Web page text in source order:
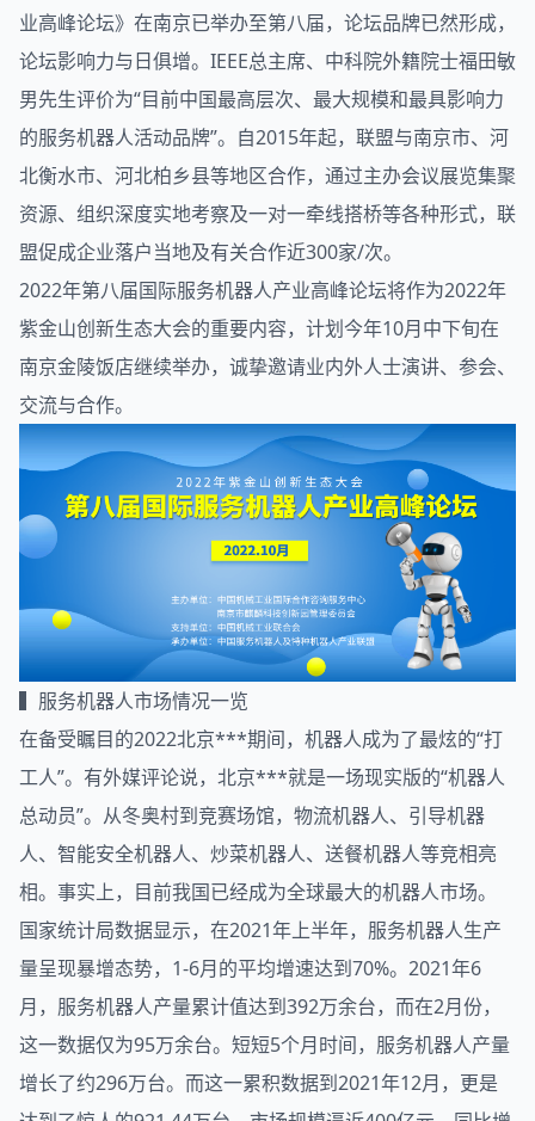
业高峰论坛》在南京已举办至第八届，论坛品牌已然形成，
论坛影响力与日俱增。IEEE总主席、中科院外籍院士福田敏
男先生评价为“目前中国最高层次、最大规模和最具影响力
的服务机器人活动品牌”。自2015年起，联盟与南京市、河
北衡水市、河北柏乡县等地区合作，通过主办会议展览集聚
资源、组织深度实地考察及一对一牵线搭桥等各种形式，联
盟促成企业落户当地及有关合作近300家/次。
2022年第八届国际服务机器人产业高峰论坛将作为2022年
紫金山创新生态大会的重要内容，计划今年10月中下旬在
南京金陵饭店继续举办，诚挚邀请业内外人士演讲、参会、
交流与合作。
▍服务机器人市场情况一览
在备受瞩目的2022北京***期间，机器人成为了最炫的“打
工人”。有外媒评论说，北京***就是一场现实版的“机器人
总动员”。从冬奥村到竞赛场馆，物流机器人、引导机器
人、智能安全机器人、炒菜机器人、送餐机器人等竞相亮
相。事实上，目前我国已经成为全球最大的机器人市场。
国家统计局数据显示，在2021年上半年，服务机器人生产
量呈现暴增态势，1-6月的平均增速达到70%。2021年6
月，服务机器人产量累计值达到392万余台，而在2月份，
这一数据仅为95万余台。短短5个月时间，服务机器人产量
增长了约296万台。而这一累积数据到2021年12月，更是